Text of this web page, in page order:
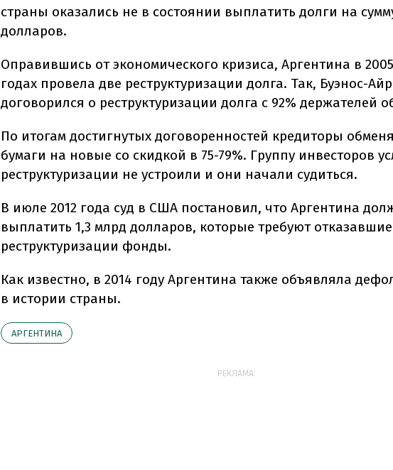
страны оказались не в состоянии выплатить долги на
долларов.
Оправившись от экономического кризиса, Аргентина в
годах провела две реструктуризации долга. Так, Буэнос-
договорился о реструктуризации долга с 92% держателей
По итогам достигнутых договоренностей кредиторы
бумаги на новые со скидкой в 75-79%. Группу инвесторов
реструктуризации не устроили и они начали судиться.
В июле 2012 года суд в США постановил, что Аргентина
выплатить 1,3 млрд долларов, которые требуют
реструктуризации фонды.
Как известно, в 2014 году Аргентина также объявляла
в истории страны.
АРГЕНТИНА
РЕКЛАМА: